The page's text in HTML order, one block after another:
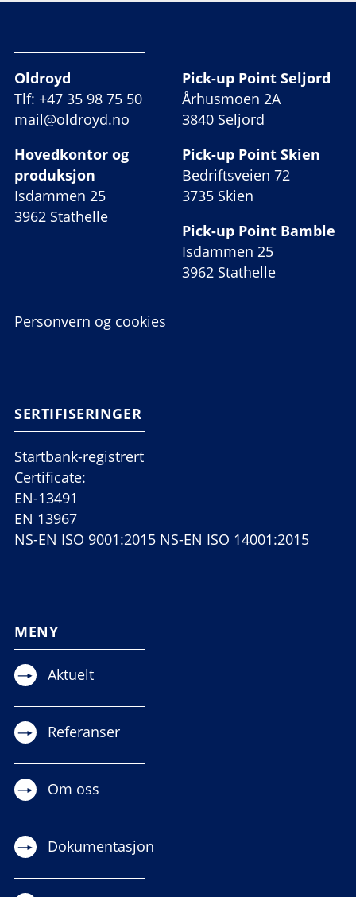
Oldroyd
Tlf: +47 35 98 75 50
mail@oldroyd.no
Hovedkontor og
produksjon
Isdammen 25
3962 Stathelle
Pick-up Point Seljord
Århusmoen 2A
3840 Seljord
Pick-up Point Skien
Bedriftsveien 72
3735 Skien
Pick-up Point Bamble
Isdammen 25
3962 Stathelle
Personvern og cookies
SERTIFISERINGER
Startbank-registrert
Certificate:
EN-13491
EN 13967
NS-EN ISO 9001:2015 NS-EN ISO 14001:2015
MENY
Aktuelt
Referanser
Om oss
Dokumentasjon